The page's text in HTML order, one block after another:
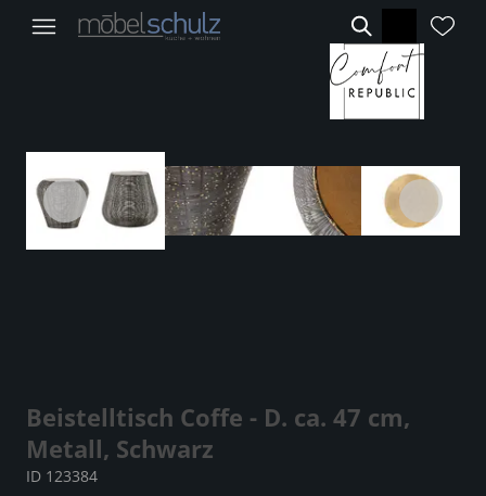
Beistelltisch Coffe - D. ca. 47 cm,
Metall, Schwarz
ID 123384